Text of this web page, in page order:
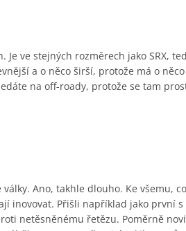
ve stejných rozměrech jako SRX,
a o něco širší, protože má o
na off-roady, protože se tam
Ano, takhle dlouho. Ke všemu,
inovovat. Přišli například jako první
netěsněnému řetězu. Poměrně